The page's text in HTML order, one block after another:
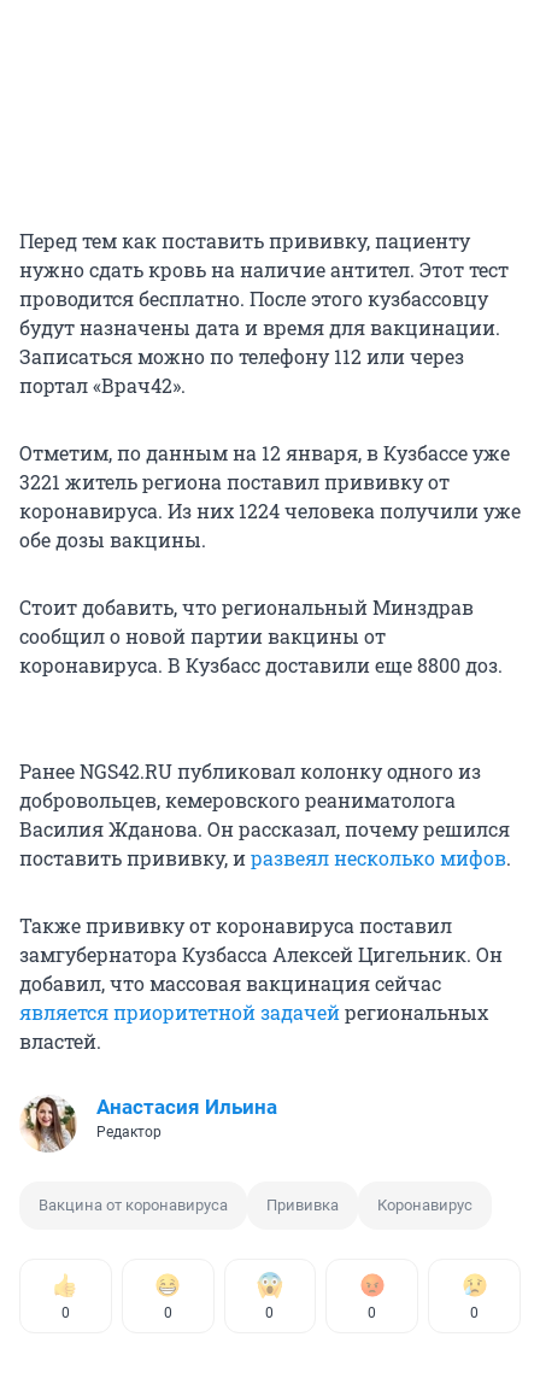
Перед тем как поставить прививку, пациенту
нужно сдать кровь на наличие антител. Этот тест
проводится бесплатно. После этого кузбассовцу
будут назначены дата и время для вакцинации.
Записаться можно по телефону 112 или через
портал «Врач42».
Отметим, по данным на 12 января, в Кузбассе уже
3221 житель региона поставил прививку от
коронавируса. Из них 1224 человека получили уже
обе дозы вакцины.
Стоит добавить, что региональный Минздрав
сообщил о новой партии вакцины от
коронавируса. В Кузбасс доставили еще 8800 доз.
Ранее NGS42.RU публиковал колонку одного из
добровольцев, кемеровского реаниматолога
Василия Жданова. Он рассказал, почему решился
поставить прививку, иразвеял несколько мифов.
Также прививку от коронавируса поставил
замгубернатора Кузбасса Алексей Цигельник. Он
добавил, что массовая вакцинация сейчас
является приоритетной задачейрегиональных
властей.
Анастасия Ильина
Редактор
Вакцина от коронавируса Прививка Коронавирус
0 0 0 0 0